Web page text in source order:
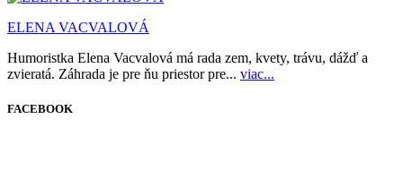
ELENA VACVALOVÁ
Humoristka Elena Vacvalová má rada zem, kvety, trávu, dážď a
zvieratá. Záhrada je pre ňu priestor pre... viac...
FACEBOOK